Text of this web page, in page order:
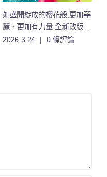
如盛開綻放的櫻花般,更加華
麗、更加有力量 全新改版的
「櫻花」香氣,限量登場
2026.3.24 | 0 條評論